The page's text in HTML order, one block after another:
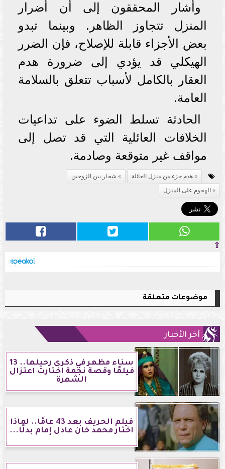
وأشار المحققون إلى أن أضرار
المنزل تتجاوز الظاهر. وبينما تبدو
بعض الأجزاء قابلة للإصلاح، فإن الضرر
الهيكلي قد يؤدي إلى ضرورة هدم
العقار بالكامل لأسباب تتعلق بالسلامة
العامة.
الحادثة تسلط الضوء على تداعيات
الخلافات العائلية التي قد تصل إلى
مواقف غير متوقعة وصادمة.
هدم جزء من منزل العائلة
شجار بين الزوجين
الهجوم على المنزل
⇧
موضوعات متعلقة
آخر الأخبار
سناء مظهر في ذكرى رحيلها.. 13
فيلمًا وقصة نجمة اختارت اعتزال
الشهرة
فيلم الحريف بعد 43 عامًا.. لماذا
اختار محمد خان عادل إمام بدلًا...